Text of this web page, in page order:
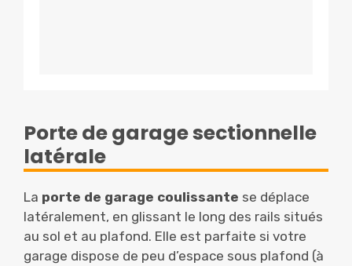
Porte de garage sectionnelle
latérale
La porte de garage coulissante se déplace
latéralement, en glissant le long des rails situés
au sol et au plafond. Elle est parfaite si votre
garage dispose de peu d’espace sous plafond (à